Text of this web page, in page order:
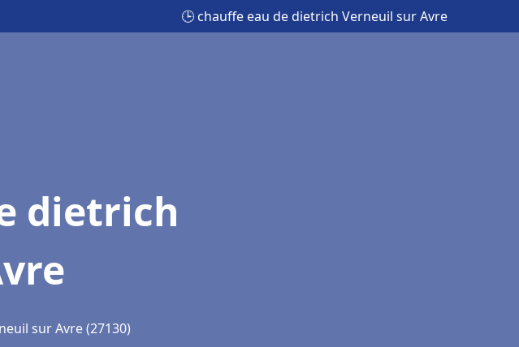
🕒 chauffe eau de dietrich Verneuil sur Avre
dietrich
sur Avre (27130)